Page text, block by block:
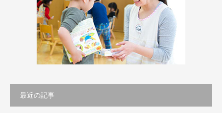
最近の記事